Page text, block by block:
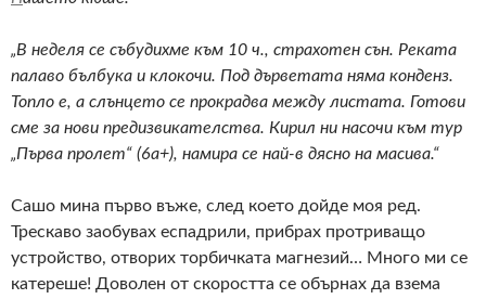
„В неделя се събудихме към 10 ч., страхотен сън. Реката
палаво бълбука и клокочи. Под дърветата няма конденз.
Топло е, а слънцето се прокрадва между листата. Готови
сме за нови предизвикателства. Кирил ни насочи към тур
„Първа пролет“ (6a+), намира се най-в дясно на масива.“
Сашо мина първо въже, след което дойде моя ред.
Трескаво заобувах еспадрили, прибрах протриващо
устройство, отворих торбичката магнезий… Много ми се
катереше! Доволен от скоростта се обърнах да взема